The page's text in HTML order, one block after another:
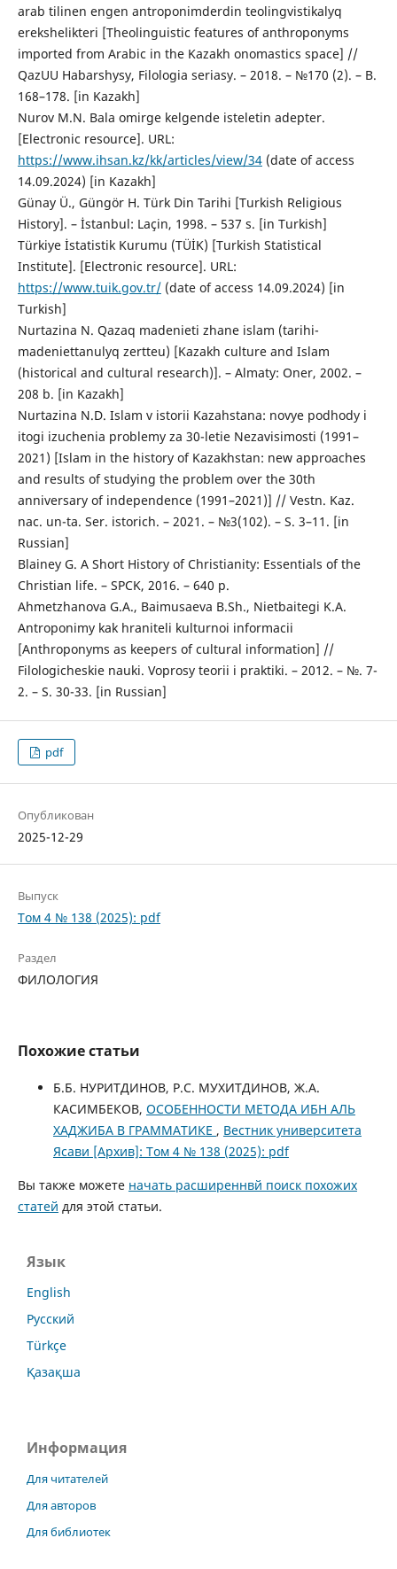
arab tіlіnen engen antroponimderdіn teolingvistikalyq
erekshelіkterі [Theolinguistic features of anthroponyms
imported from Arabic in the Kazakh onomastics space] //
QazUU Habarshysy, Filologia seriasy. – 2018. – №170 (2). – B.
168–178. [in Kazakh]
Nurov M.N. Bala omіrge kelgende іsteletіn adepter.
[Electronic resource]. URL:
https://www.ihsan.kz/kk/articles/view/34(date of access
14.09.2024) [in Kazakh]
Günay Ü., Güngör H. Türk Din Tarihi [Turkish Religious
History]. – İstanbul: Laçin, 1998. – 537 s. [in Turkish]
Türkiye İstatistik Kurumu (TÜİK) [Turkish Statistical
Institute]. [Electronic resource]. URL:
https://www.tuik.gov.tr/(date of access 14.09.2024) [in
Turkish]
Nurtazina N. Qazaq madenietі zhane islam (tarihi-
madeniettanulyq zertteu) [Kazakh culture and Islam
(historical and cultural research)]. – Almaty: Oner, 2002. –
208 b. [in Kazakh]
Nurtazina N.D. Islam v istorii Kazahstana: novye podhody i
itogi izuchenia problemy za 30-letie Nezavisimosti (1991–
2021) [Islam in the history of Kazakhstan: new approaches
and results of studying the problem over the 30th
anniversary of independence (1991–2021)] // Vestn. Kaz.
nac. un-ta. Ser. istorich. – 2021. – №3(102). – S. 3–11. [in
Russian]
Blainey G. A Short History of Christianity: Essentials of the
Christian life. – SPCK, 2016. – 640 p.
Ahmetzhanova G.A., Baimusaeva B.Sh., Nietbaitegi K.A.
Antroponimy kak hraniteli kulturnoi informacii
[Anthroponyms as keepers of cultural information] //
Filologicheskie nauki. Voprosy teorii i praktiki. – 2012. – №. 7-
2. – S. 30-33. [in Russian]
pdf
Опубликован
2025-12-29
Выпуск
Том 4 № 138 (2025): pdf
Раздел
ФИЛОЛОГИЯ
Похожие статьи
Б.Б. НУРИТДИНОВ, Р.С. МУХИТДИНОВ, Ж.А.
КАСИМБЕКОВ, ОСОБЕННОСТИ МЕТОДА ИБН АЛЬ
ХАДЖИБА В ГРАММАТИКЕ , Вестник университета
Ясави [Архив]: Том 4 № 138 (2025): pdf
Вы также можете начать расширеннвй поиск похожих
статей для этой статьи.
Язык
English
Русский
Türkçe
Қазақша
Информация
Для читателей
Для авторов
Для библиотек